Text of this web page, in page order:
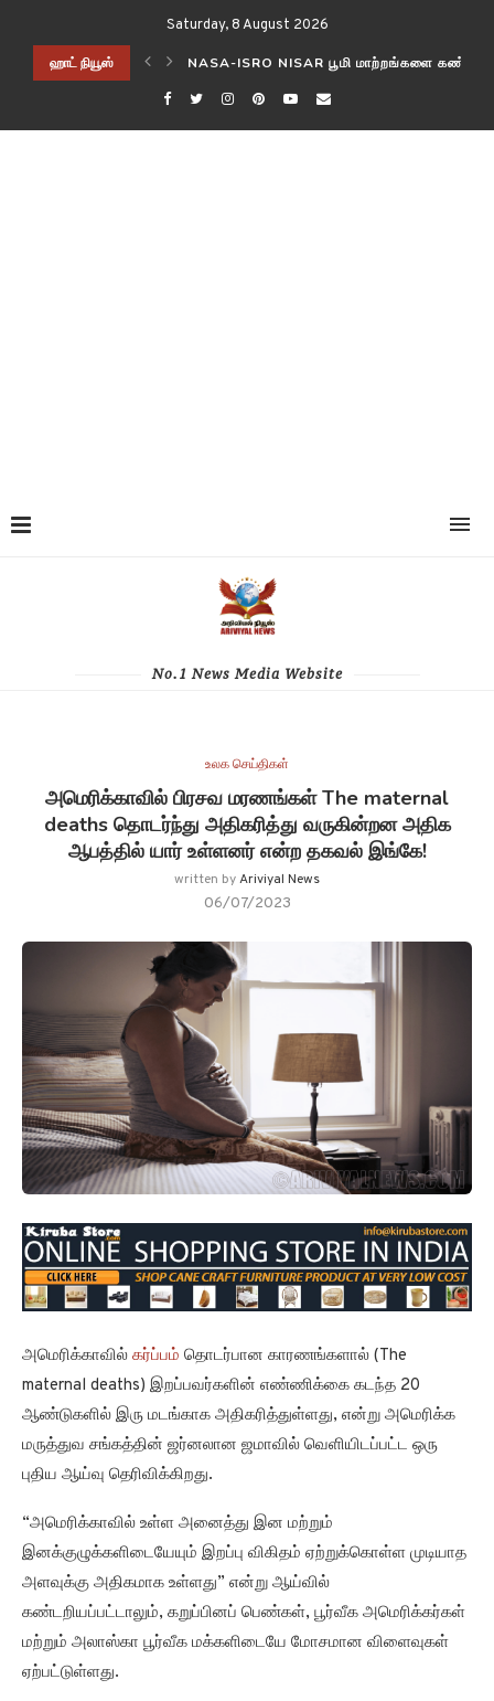
Saturday, 8 August 2026
ஹாட் நியூஸ்
விஞ்ஞானிகள்! NASA-ISRO NISAR பூமி மாற்றங்களை
No.1 News Media Website
உலக செய்திகள்
அமெரிக்காவில் பிரசவ மரணங்கள் The maternal
deaths தொடர்ந்து அதிகரித்து வருகின்றன அதிக
ஆபத்தில் யார் உள்ளனர் என்ற தகவல் இங்கே!
written byAriviyal News
06/07/2023
அமெரிக்காவில் கர்ப்பம் தொடர்பான காரணங்களால் (The
maternal deaths) இறப்பவர்களின் எண்ணிக்கை கடந்த 20
ஆண்டுகளில் இரு மடங்காக அதிகரித்துள்ளது, என்று அமெரிக்க
மருத்துவ சங்கத்தின் ஜர்னலான ஜமாவில் வெளியிடப்பட்ட ஒரு
புதிய ஆய்வு தெரிவிக்கிறது.
“அமெரிக்காவில் உள்ள அனைத்து இன மற்றும்
இனக்குழுக்களிடையேயும் இறப்பு விகிதம் ஏற்றுக்கொள்ள முடியாத
அளவுக்கு அதிகமாக உள்ளது” என்று ஆய்வில்
கண்டறியப்பட்டாலும், கறுப்பினப் பெண்கள், பூர்வீக அமெரிக்கர்கள்
மற்றும் அலாஸ்கா பூர்வீக மக்களிடையே மோசமான விளைவுகள்
ஏற்பட்டுள்ளது.